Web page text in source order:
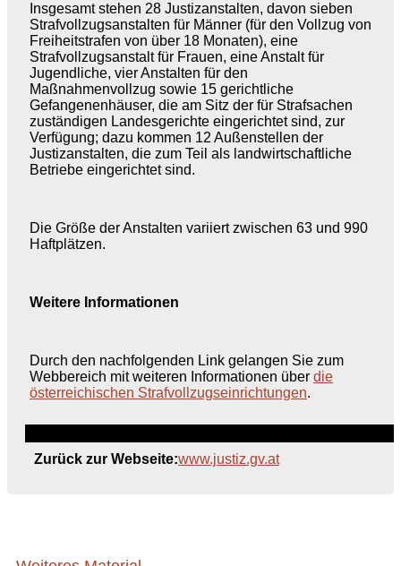
Insgesamt stehen 28 Justizanstalten, davon sieben
Strafvollzugsanstalten für Männer (für den Vollzug von
Freiheitstrafen von über 18 Monaten), eine
Strafvollzugsanstalt für Frauen, eine Anstalt für
Jugendliche, vier Anstalten für den
Maßnahmenvollzug sowie 15 gerichtliche
Gefangenenhäuser, die am Sitz der für Strafsachen
zuständigen Landesgerichte eingerichtet sind, zur
Verfügung; dazu kommen 12 Außenstellen der
Justizanstalten, die zum Teil als landwirtschaftliche
Betriebe eingerichtet sind.
Die Größe der Anstalten variiert zwischen 63 und 990
Haftplätzen.
Weitere Informationen
Durch den nachfolgenden Link gelangen Sie zum
Webbereich mit weiteren Informationen über die
österreichischen Strafvollzugseinrichtungen.
Zurück zur Webseite:www.justiz.gv.at